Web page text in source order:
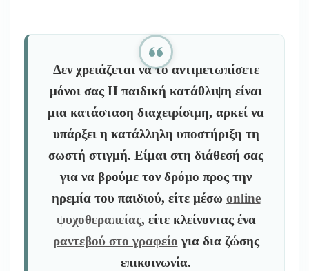
Δεν χρειάζεται να το αντιμετωπίσετε
μόνοι σας Η παιδική κατάθλιψη είναι
μια κατάσταση διαχειρίσιμη, αρκεί να
υπάρξει η κατάλληλη υποστήριξη τη
σωστή στιγμή. Είμαι στη διάθεσή σας
για να βρούμε τον δρόμο προς την
ηρεμία του παιδιού, είτε μέσω online
ψυχοθεραπείας, είτε κλείνοντας ένα
ραντεβού στο γραφείο για δια ζώσης
επικοινωνία.